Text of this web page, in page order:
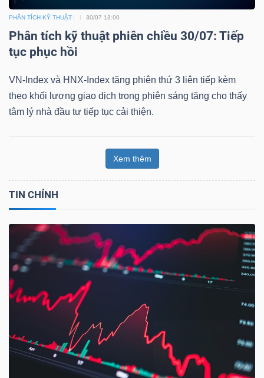
PHÂN TÍCH KỸ THUẬT 30/07 13:00
Phân tích kỹ thuật phiên chiều 30/07: Tiếp
tục phục hồi
VN-Index và HNX-Index tăng phiên thứ 3 liên tiếp kèm
theo khối lượng giao dịch trong phiên sáng tăng cho thấy
tâm lý nhà đầu tư tiếp tục cải thiện.
Xem thêm
TIN CHÍNH